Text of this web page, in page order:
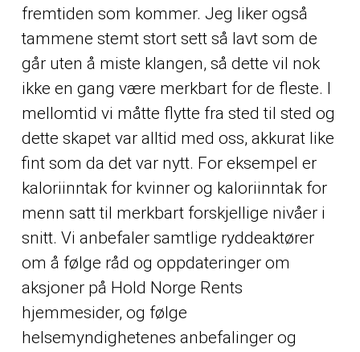
fremtiden som kommer. Jeg liker også
tammene stemt stort sett så lavt som de
går uten å miste klangen, så dette vil nok
ikke en gang være merkbart for de fleste. I
mellomtid vi måtte flytte fra sted til sted og
dette skapet var alltid med oss, akkurat like
fint som da det var nytt. For eksempel er
kaloriinntak for kvinner og kaloriinntak for
menn satt til merkbart forskjellige nivåer i
snitt. Vi anbefaler samtlige ryddeaktører
om å følge råd og oppdateringer om
aksjoner på Hold Norge Rents
hjemmesider, og følge
helsemyndighetenes anbefalinger og